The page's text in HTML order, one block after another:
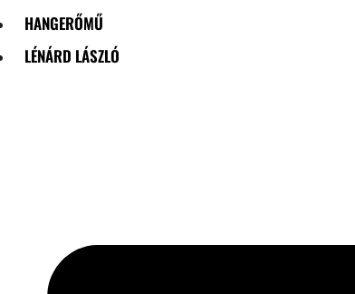
HANGERŐMŰ
LÉNÁRD LÁSZLÓ